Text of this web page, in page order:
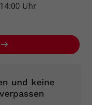
Uhr
und keine